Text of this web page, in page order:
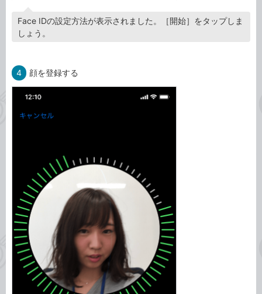
Face IDの設定方法が表示されました。［開始］をタップしま
しょう。
4 顔を登録する